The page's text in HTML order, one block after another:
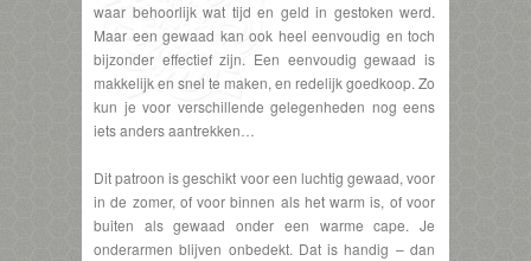
waar behoorlijk wat tijd en geld in gestoken werd.
Maar een gewaad kan ook heel eenvoudig en toch
bijzonder effectief zijn. Een eenvoudig gewaad is
makkelijk en snel te maken, en redelijk goedkoop. Zo
kun je voor verschillende gelegenheden nog eens
iets anders aantrekken…
Dit patroon is geschikt voor een luchtig gewaad, voor
in de zomer, of voor binnen als het warm is, of voor
buiten als gewaad onder een warme cape. Je
onderarmen blijven onbedekt. Dat is handig – dan